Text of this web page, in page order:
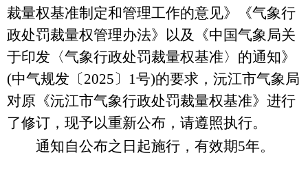
裁量权基准制定和管理工作的意见》《气象行
政处罚裁量权管理办法》 以及《中国气象局关
于印发 〈气象行政处罚裁量权基准〉的通知》
(中气规发〔2025〕1号)的要求 ， 沅江市气象局
对原 《沅江市气象行政处罚裁量权基准》进行
了修订，现予以重新公布，请遵照执行。
通知自公布之日起施行，有效期5年。